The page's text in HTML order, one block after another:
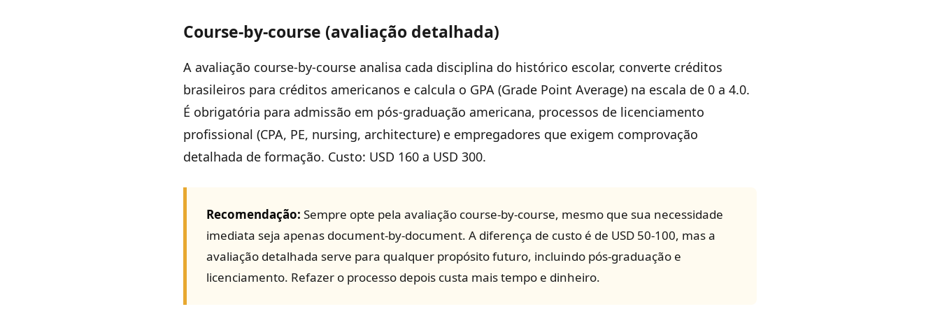
Course-by-course (avaliação detalhada)
A avaliação course-by-course analisa cada disciplina do histórico escolar, converte créditos
brasileiros para créditos americanos e calcula o GPA (Grade Point Average) na escala de 0 a 4.0.
É obrigatória para admissão em pós-graduação americana, processos de licenciamento
profissional (CPA, PE, nursing, architecture) e empregadores que exigem comprovação
detalhada de formação. Custo: USD 160 a USD 300.
Recomendação: Sempre opte pela avaliação course-by-course, mesmo que sua necessidade
imediata seja apenas document-by-document. A diferença de custo é de USD 50-100, mas a
avaliação detalhada serve para qualquer propósito futuro, incluindo pós-graduação e
licenciamento. Refazer o processo depois custa mais tempo e dinheiro.